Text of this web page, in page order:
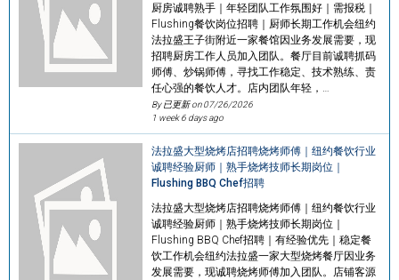
厨房诚聘熟手｜年轻团队工作氛围好｜需报税｜
Flushing餐饮岗位招聘｜厨师长期工作机会纽约
法拉盛王子街附近一家餐馆因业务发展需要，现
招聘厨房工作人员加入团队。餐厅目前诚聘抓码
师傅、炒锅师傅，寻找工作稳定、技术熟练、责
任心强的餐饮人才。店内团队年轻，…
By 已更新 on07/26/2026
1 week 6 days ago
法拉盛大型烧烤店招聘烧烤师傅｜纽约餐饮行业
诚聘经验厨师｜熟手烧烤技师长期岗位｜
Flushing BBQ Chef招聘
法拉盛大型烧烤店招聘烧烤师傅｜纽约餐饮行业
诚聘经验厨师｜熟手烧烤技师长期岗位｜
Flushing BBQ Chef招聘｜有经验优先｜稳定餐
饮工作机会纽约法拉盛一家大型烧烤餐厅因业务
发展需要，现诚聘烧烤师傅加入团队。店铺客源